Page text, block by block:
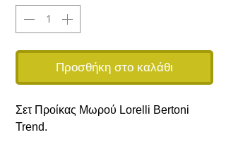
Προσθήκη στο καλάθι
Σετ Προίκας Μωρού Lorelli Bertoni
Trend.